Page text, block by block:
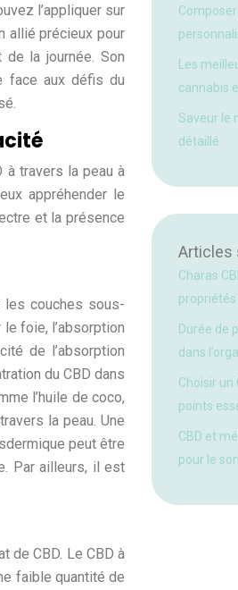
l’appliquer sur
allié précieux pour
la journée. Son
face aux défis du
à travers la peau à
appréhender le
et la présence
les couches sous-
foie, l’absorption
de l’absorption
du CBD dans
l’huile de coco,
la peau. Une
peut être
Par ailleurs, il est
de CBD. Le CBD à
faible quantité de
Les
cannabis
Saveur le
détaillé
Articles
Charas
Durée de
dans
Choisir un
points
CBD et
pour le